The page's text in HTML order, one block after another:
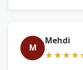
M
Mehdi